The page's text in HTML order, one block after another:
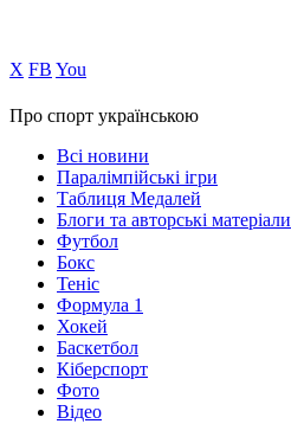
Х FB You
Про спорт українською
Всі новини
Паралімпійські ігри
Таблиця Медалей
Блоги та авторські матеріали
Футбол
Бокс
Теніс
Формула 1
Хокей
Баскетбол
Кіберспорт
Фото
Відео